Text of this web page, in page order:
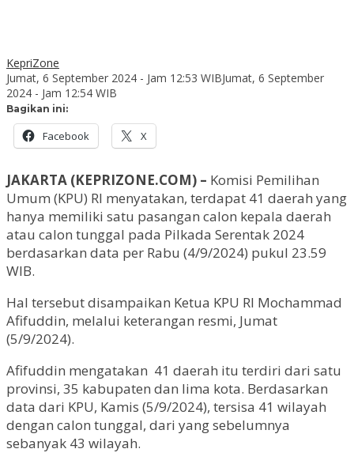
KepriZone
Jumat, 6 September 2024 - Jam 12:53 WIBJumat, 6 September
2024 - Jam 12:54 WIB
Bagikan ini:
Facebook X
JAKARTA (KEPRIZONE.COM) – Komisi Pemilihan
Umum (KPU) RI menyatakan, terdapat 41 daerah yang
hanya memiliki satu pasangan calon kepala daerah
atau calon tunggal pada Pilkada Serentak 2024
berdasarkan data per Rabu (4/9/2024) pukul 23.59
WIB.
Hal tersebut disampaikan Ketua KPU RI Mochammad
Afifuddin, melalui keterangan resmi, Jumat
(5/9/2024).
Afifuddin mengatakan 41 daerah itu terdiri dari satu
provinsi, 35 kabupaten dan lima kota. Berdasarkan
data dari KPU, Kamis (5/9/2024), tersisa 41 wilayah
dengan calon tunggal, dari yang sebelumnya
sebanyak 43 wilayah.